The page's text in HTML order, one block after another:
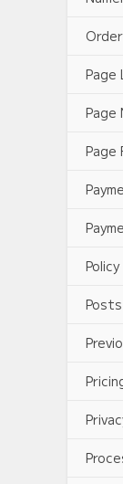
Page
Page
Page
Policy